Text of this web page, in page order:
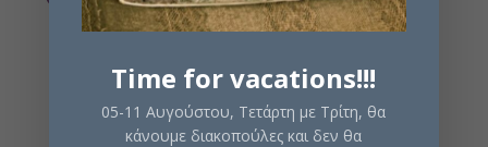
Εξαντλημένο
Time for vacations!!!
05-11 Αυγούστου, Τετάρτη με Τρίτη, θα
κάνουμε διακοπούλες και δεν θα